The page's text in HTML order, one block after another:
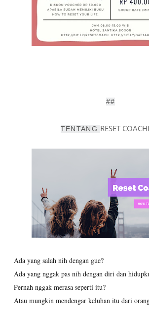
##
TENTANG RESET
Ada yang salah nih dengan gue?
Ada yang nggak pas nih dengan diri dan
Pernah nggak merasa seperti itu?
Atau mungkin mendengar keluhan itu dari